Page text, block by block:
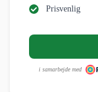
Prisvenlig
i samarbejde med